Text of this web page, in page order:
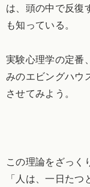
は、頭の中で反復
も知っている。
実験心理学の定番
みのエビングハウ
させてみよう。
この理論をざっく
「人は、一日たつ